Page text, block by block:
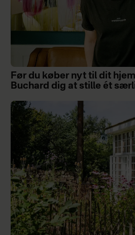
Før du køber nyt til dit
Buchard dig at stille ét